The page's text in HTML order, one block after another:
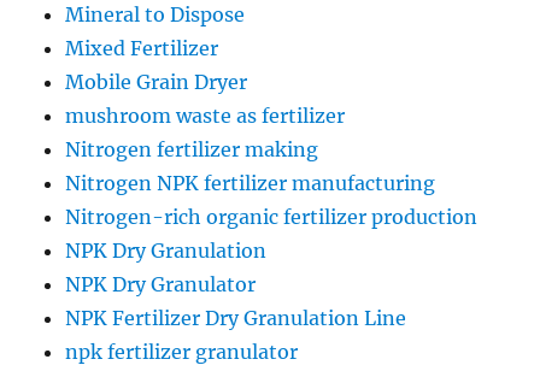
Mineral to Dispose
Mixed Fertilizer
Mobile Grain Dryer
mushroom waste as fertilizer
Nitrogen fertilizer making
Nitrogen NPK fertilizer manufacturing
Nitrogen-rich organic fertilizer production
NPK Dry Granulation
NPK Dry Granulator
NPK Fertilizer Dry Granulation Line
npk fertilizer granulator